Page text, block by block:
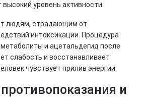
уровень активности.
людям, страдающим от
интоксикации. Процедура
и ацетальдегид после
слабость и восстанавливает
чувствует прилив энергии.
и